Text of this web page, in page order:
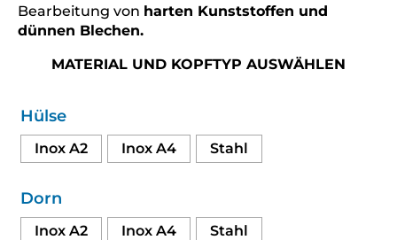
Bearbeitung von harten Kunststoffen und
dünnen Blechen.
MATERIAL UND KOPFTYP AUSWÄHLEN
Hülse
Inox A2 Inox A4 Stahl
Dorn
Inox A2 Inox A4 Stahl